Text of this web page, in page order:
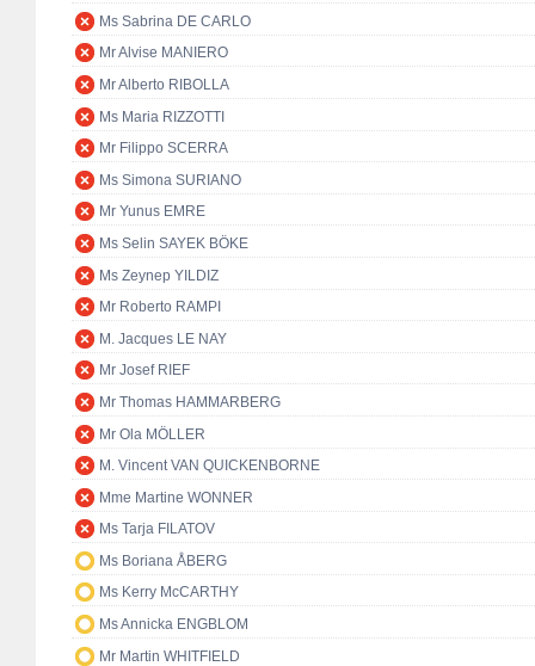
Ms Sabrina DE CARLO
Mr Alvise MANIERO
Mr Alberto RIBOLLA
Ms Maria RIZZOTTI
Mr Filippo SCERRA
Ms Simona SURIANO
Mr Yunus EMRE
Ms Selin SAYEK BÖKE
Ms Zeynep YILDIZ
Mr Roberto RAMPI
M. Jacques LE NAY
Mr Josef RIEF
Mr Thomas HAMMARBERG
Mr Ola MÖLLER
M. Vincent VAN QUICKENBORNE
Mme Martine WONNER
Ms Tarja FILATOV
Ms Boriana ÅBERG
Ms Kerry McCARTHY
Ms Annicka ENGBLOM
Mr Martin WHITFIELD